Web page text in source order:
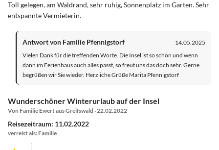
Toll gelegen, am Waldrand, sehr ruhig, Sonnenplatz im Garten. Sehr
entspannte Vermieterin.
Antwort von Familie Pfennigstorf
14.05.2025
Vielen Dank für die treffenden Worte. Die Insel ist so schön und wenn
dann im Ferienhaus auch alles passt, so freut uns das doch sehr. Gerne
begrüßen wir Sie wieder. Herzliche Grüße Marita Pfennigstorf
Wunderschöner Winterurlaub auf der Insel
Von Familie Ewert aus Greifswald · 22.02.2022
Reisezeitraum: 11.02.2022
verreist als: Familie